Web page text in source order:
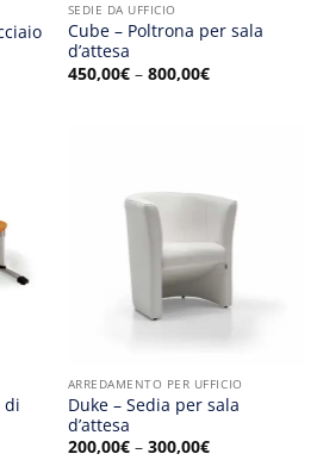
SEDIE DA UFFICIO
Cube – Poltrona per sala
d’attesa
450,00€– 800,00€
di
ARREDAMENTO PER UFFICIO
Duke – Sedia per sala
d’attesa
200,00€– 300,00€